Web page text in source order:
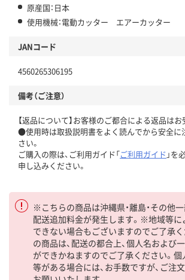
原産国：日本
使用機械：電動カッター エアーカッター
JANコード
4560265306195
備考（ご注意）
【返品について】お客様のご都合による返品はお
●使用時は取扱説明書をよく読んでから安全に
さい。
ご購入の際は、ご利用ガイド「ご利用ガイド 」を
申し込みください。
※こちらの商品は沖縄県・離島・その他
配送追加料金が発生します。※地域等に
できない場合もございますのでご了承
の商品は、配送の都合上、個人名および
ができかねますのでご了承ください。
等がある場合には、お手数ですが、ご注